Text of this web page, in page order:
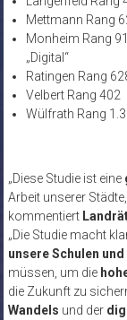
Mettmann Rang
Monheim Rang
„Digital“
Ratingen Rang
Velbert Rang 402
Wülfrath Rang
„Diese Studie ist eine
Arbeit unserer
kommentiert
„Die Studie macht
unsere Schulen
müssen, um die
die Zukunft zu
Wandels und der